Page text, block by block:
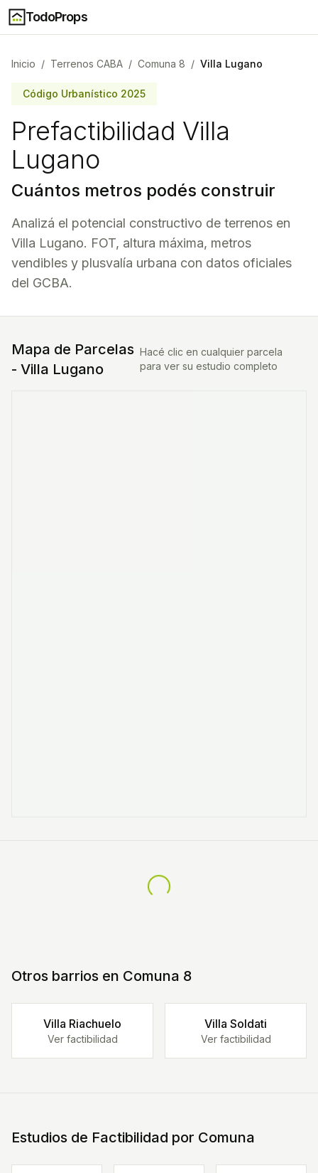
TodoProps
Inicio / Terrenos CABA / Comuna 8 / Villa Lugano
Código Urbanístico 2025
Prefactibilidad Villa
Lugano
Cuántos metros podés construir
Analizá el potencial constructivo de terrenos en
Villa Lugano. FOT, altura máxima, metros
vendibles y plusvalía urbana con datos oficiales
del GCBA.
Mapa de Parcelas
- Villa Lugano
Hacé clic en cualquier parcela
para ver su estudio completo
Otros barrios en Comuna 8
Villa Riachuelo
Ver factibilidad
Villa Soldati
Ver factibilidad
Estudios de Factibilidad por Comuna